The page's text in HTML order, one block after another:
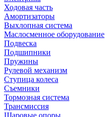
Ходовая часть
Амортизаторы
Выхлопная система
Маслосменное оборудование
Подвеска
Подшипники
Пружины
Рулевой механизм
Ступица колеса
Съемники
Тормозная система
Трансмиссия
Шаровые опоры